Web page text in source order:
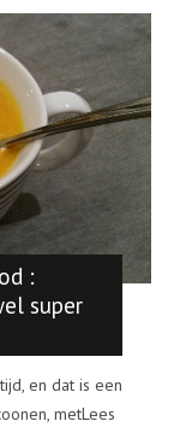
:
super
en dat is een
metLees